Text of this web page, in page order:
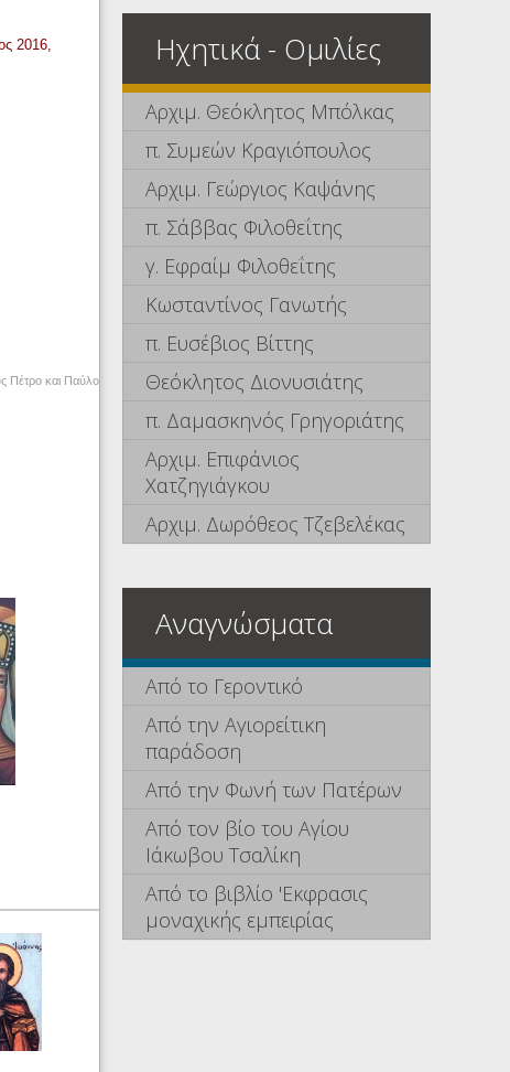
2016,
Πέτρο και Παύλο
Ηχητικά - Ομιλίες
Αρχιμ. Θεόκλητος Μπόλκας
π. Συμεών Κραγιόπουλος
Αρχιμ. Γεώργιος Καψάνης
π. Σάββας Φιλοθεΐτης
γ. Εφραίμ Φιλοθεΐτης
Κωσταντίνος Γανωτής
π. Ευσέβιος Βίττης
Θεόκλητος Διονυσιάτης
π. Δαμασκηνός Γρηγοριάτης
Αρχιμ. Επιφάνιος
Χατζηγιάγκου
Αρχιμ. Δωρόθεος Τζεβελέκας
Αναγνώσματα
Από το Γεροντικό
Από την Αγιορείτικη
παράδοση
Από την Φωνή των Πατέρων
Από τον βίο του Αγίου
Ιάκωβου Τσαλίκη
Από το βιβλίο 'Εκφρασις
μοναχικής εμπειρίας